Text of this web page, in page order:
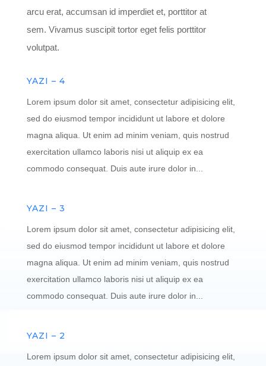
arcu erat, accumsan id imperdiet et, porttitor at
sem. Vivamus suscipit tortor eget felis porttitor
volutpat.
YAZI – 4
Lorem ipsum dolor sit amet, consectetur adipisicing elit,
sed do eiusmod tempor incididunt ut labore et dolore
magna aliqua. Ut enim ad minim veniam, quis nostrud
exercitation ullamco laboris nisi ut aliquip ex ea
commodo consequat. Duis aute irure dolor in...
YAZI – 3
Lorem ipsum dolor sit amet, consectetur adipisicing elit,
sed do eiusmod tempor incididunt ut labore et dolore
magna aliqua. Ut enim ad minim veniam, quis nostrud
exercitation ullamco laboris nisi ut aliquip ex ea
commodo consequat. Duis aute irure dolor in...
YAZI – 2
Lorem ipsum dolor sit amet, consectetur adipisicing elit,